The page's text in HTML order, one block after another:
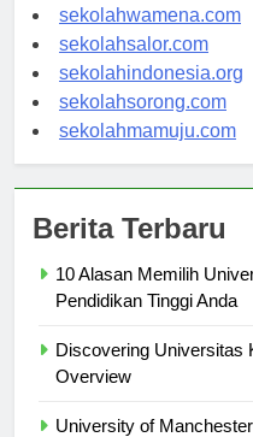
sekolahwamena.com
sekolahsalor.com
sekolahindonesia.org
sekolahsorong.com
sekolahmamuju.com
Berita Terbaru
10 Alasan Memilih
Pendidikan Tinggi Anda
Discovering Universitas
Overview
University of